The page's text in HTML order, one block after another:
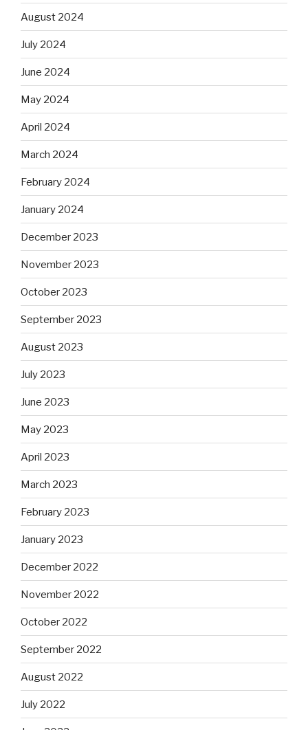
August 2024
July 2024
June 2024
May 2024
April 2024
March 2024
February 2024
January 2024
December 2023
November 2023
October 2023
September 2023
August 2023
July 2023
June 2023
May 2023
April 2023
March 2023
February 2023
January 2023
December 2022
November 2022
October 2022
September 2022
August 2022
July 2022